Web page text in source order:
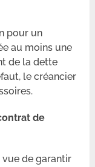
pour un
au moins une
de la dette
le créancier
de
de garantir